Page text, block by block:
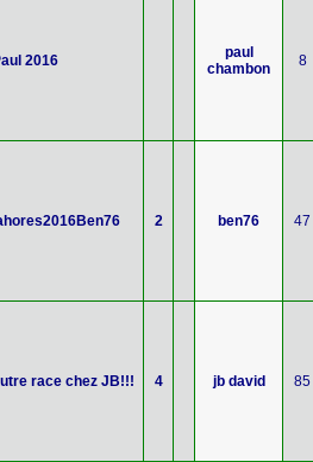
2016
paul
chambon
8
2 ben76 47
race chez JB!!! 4 jb david 85